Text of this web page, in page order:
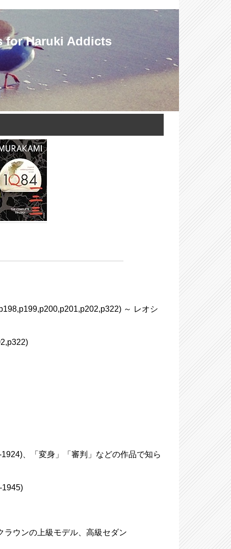
for Haruki Addicts
～ レオシ
、「変身」「審判」などの作品で知ら
1945)
ラウンの上級モデル、高級セダン